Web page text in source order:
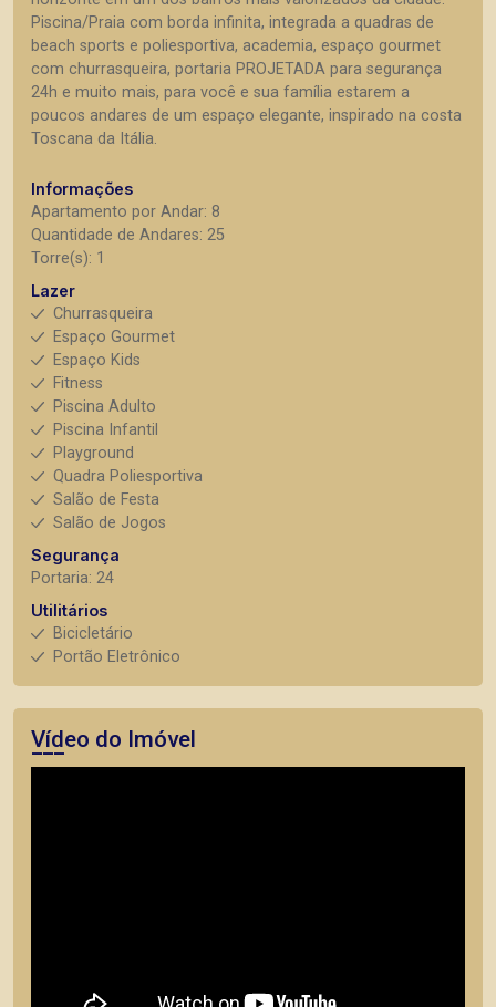
Piscina/Praia com borda infinita, integrada a quadras de
beach sports e poliesportiva, academia, espaço gourmet
com churrasqueira, portaria PROJETADA para segurança
24h e muito mais, para você e sua família estarem a
poucos andares de um espaço elegante, inspirado na costa
Toscana da Itália.
Informações
Apartamento por Andar: 8
Quantidade de Andares: 25
Torre(s): 1
Lazer
Churrasqueira
Espaço Gourmet
Espaço Kids
Fitness
Piscina Adulto
Piscina Infantil
Playground
Quadra Poliesportiva
Salão de Festa
Salão de Jogos
Segurança
Portaria: 24
Utilitários
Bicicletário
Portão Eletrônico
Vídeo do Imóvel